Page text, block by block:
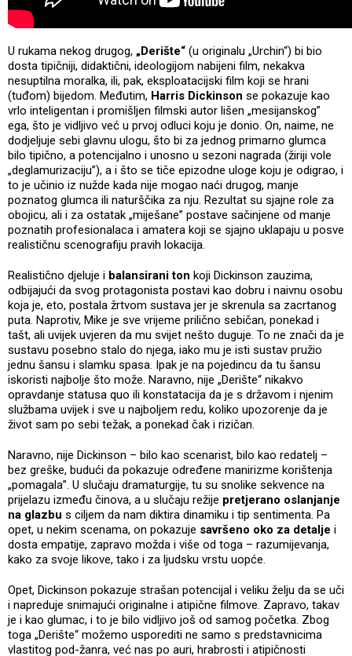
U rukama nekog drugog, „Derište“ (u originalu „Urchin“) bi bio
dosta tipičniji, didaktični, ideologijom nabijeni film, nekakva
nesuptilna moralka, ili, pak, eksploatacijski film koji se hrani
(tuđom) bijedom. Međutim, Harris Dickinson se pokazuje kao
vrlo inteligentan i promišljen filmski autor lišen „mesijanskog”
ega, što je vidljivo već u prvoj odluci koju je donio. On, naime, ne
dodjeljuje sebi glavnu ulogu, što bi za jednog primarno glumca
bilo tipično, a potencijalno i unosno u sezoni nagrada (žiriji vole
„deglamurizaciju”), a i što se tiče epizodne uloge koju je odigrao, i
to je učinio iz nužde kada nije mogao naći drugog, manje
poznatog glumca ili naturščika za nju. Rezultat su sjajne role za
obojicu, ali i za ostatak „miješane” postave sačinjene od manje
poznatih profesionalaca i amatera koji se sjajno uklapaju u posve
realističnu scenografiju pravih lokacija.
Realistično djeluje i balansirani ton koji Dickinson zauzima,
odbijajući da svog protagonista postavi kao dobru i naivnu osobu
koja je, eto, postala žrtvom sustava jer je skrenula sa zacrtanog
puta. Naprotiv, Mike je sve vrijeme prilično sebičan, ponekad i
tašt, ali uvijek uvjeren da mu svijet nešto duguje. To ne znači da je
sustavu posebno stalo do njega, iako mu je isti sustav pružio
jednu šansu i slamku spasa. Ipak je na pojedincu da tu šansu
iskoristi najbolje što može. Naravno, nije „Derište“ nikakvo
opravdanje statusa quo ili konstatacija da je s državom i njenim
službama uvijek i sve u najboljem redu, koliko upozorenje da je
život sam po sebi težak, a ponekad čak i rizičan.
Naravno, nije Dickinson – bilo kao scenarist, bilo kao redatelj –
bez greške, budući da pokazuje određene manirizme korištenja
„pomagala”. U slučaju dramaturgije, tu su snolike sekvence na
prijelazu između činova, a u slučaju režije pretjerano oslanjanje
na glazbu s ciljem da nam diktira dinamiku i tip sentimenta. Pa
opet, u nekim scenama, on pokazuje savršeno oko za detalje i
dosta empatije, zapravo možda i više od toga – razumijevanja,
kako za svoje likove, tako i za ljudsku vrstu uopće.
Opet, Dickinson pokazuje strašan potencijal i veliku želju da se uči
i napreduje snimajući originalne i atipične filmove. Zapravo, takav
je i kao glumac, i to je bilo vidljivo još od samog početka. Zbog
toga „Derište“ možemo usporediti ne samo s predstavnicima
vlastitog pod-žanra, već nas po auri, hrabrosti i atipičnosti